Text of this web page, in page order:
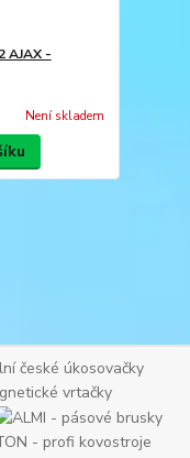
AJAX -
Není skladem